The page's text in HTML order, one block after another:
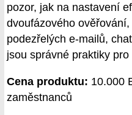
pozor, jak na nastavení
dvoufázového
podezřelých e-mailů,
jsou správné praktiky pro
Cena produktu: 10.000
zaměstnanců